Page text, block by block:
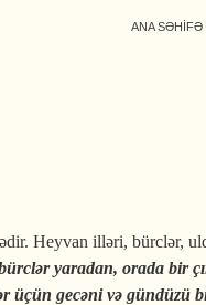
ANA SƏHİFƏ
Heyvan illəri, bürclər,
yaradan, orada bir
üçün gecəni və